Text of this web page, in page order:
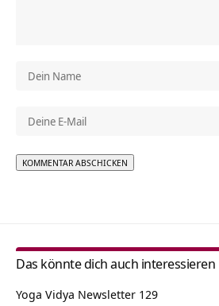
Das könnte dich auch interessieren
Yoga Vidya Newsletter 129